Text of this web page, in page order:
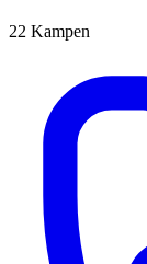
22 Kampen